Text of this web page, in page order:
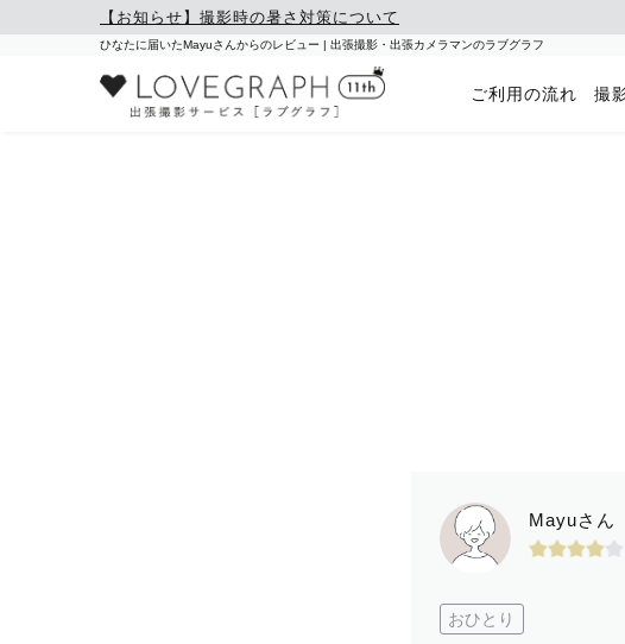
【お知らせ】撮影時の暑さ対策について
ひなたに届いたMayuさんからのレビュー | 出張撮影・出張カメラマンのラブグラフ
ご利用の流れ 撮
Mayuさん
おひとり